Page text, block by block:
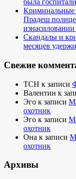
была
Криминальные
Прадеш
Скандалы и
месяцев
Свежие
TCH к записи
Валентин к
Эго к записи
охотник
Эго к записи
охотник
Она к записи
охотник
Архивы